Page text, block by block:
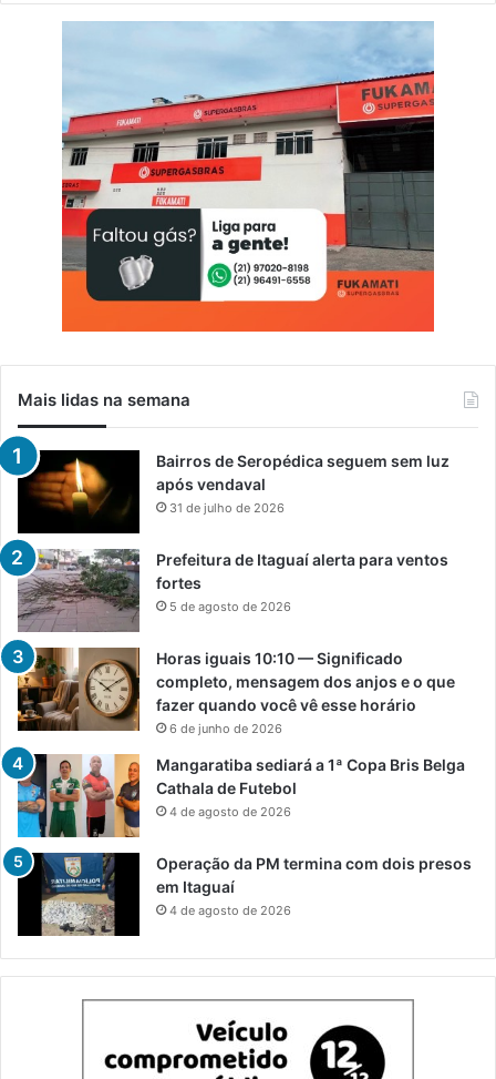
Mais lidas na semana
Bairros de Seropédica seguem sem luz
após vendaval
31 de julho de 2026
Prefeitura de Itaguaí alerta para ventos
fortes
5 de agosto de 2026
Horas iguais 10:10 — Significado
completo, mensagem dos anjos e o que
fazer quando você vê esse horário
6 de junho de 2026
Mangaratiba sediará a 1ª Copa Bris Belga
Cathala de Futebol
4 de agosto de 2026
Operação da PM termina com dois presos
em Itaguaí
4 de agosto de 2026